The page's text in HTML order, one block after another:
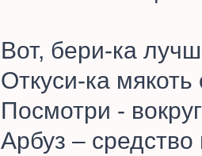
Вот, бери-ка
Откуси-ка мякоть
Посмотри -
Арбуз – средство